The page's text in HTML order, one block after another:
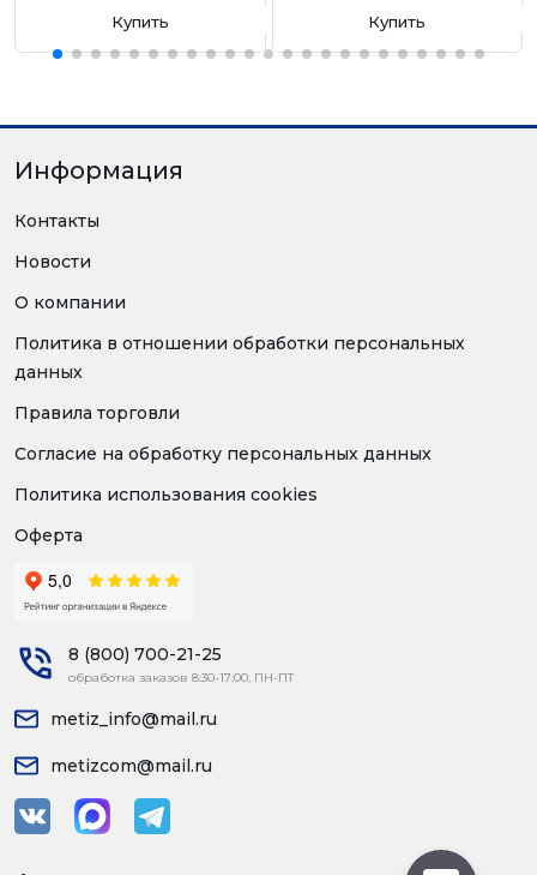
Купить Купить
Информация
Контакты
Новости
О компании
Политика в отношении обработки персональных
данных
Правила торговли
Согласие на обработку персональных данных
Политика использования cookies
Оферта
8 (800) 700-21-25
обработка заказов 8:30-17:00, ПН-ПТ
metiz_info@mail.ru
metizcom@mail.ru